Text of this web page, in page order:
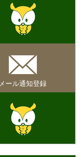
メール通知登録